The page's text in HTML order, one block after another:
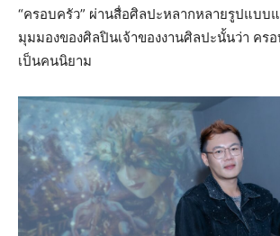
“ครอบครัว” ผ่านสื่อศิลปะหลากหลายรูปแบบ
มุมมองของศิลปินเจ้าของงานศิลปะนั้นว่า คร
เป็นคนนิยาม